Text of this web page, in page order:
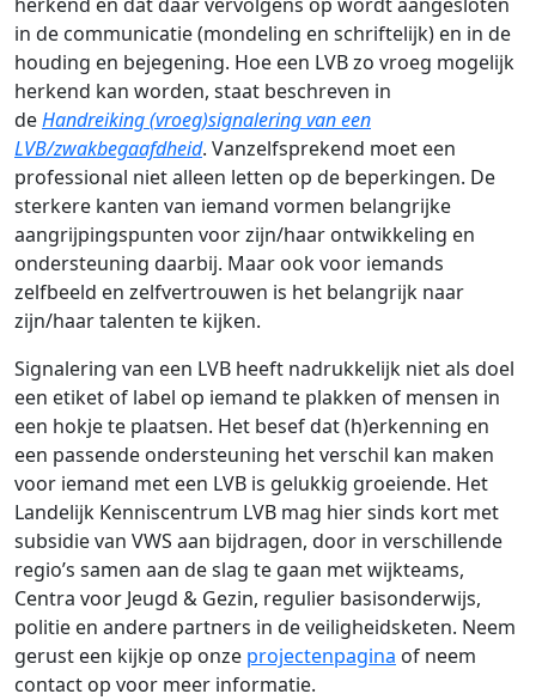
herkend en dat daar vervolgens op wordt aangesloten
in de communicatie (mondeling en schriftelijk) en in de
houding en bejegening. Hoe een LVB zo vroeg mogelijk
herkend kan worden, staat beschreven in
deHandreiking (vroeg)signalering van een
LVB/zwakbegaafdheid. Vanzelfsprekend moet een
professional niet alleen letten op de beperkingen. De
sterkere kanten van iemand vormen belangrijke
aangrijpingspunten voor zijn/haar ontwikkeling en
ondersteuning daarbij. Maar ook voor iemands
zelfbeeld en zelfvertrouwen is het belangrijk naar
zijn/haar talenten te kijken.
Signalering van een LVB heeft nadrukkelijk niet als doel
een etiket of label op iemand te plakken of mensen in
een hokje te plaatsen. Het besef dat (h)erkenning en
een passende ondersteuning het verschil kan maken
voor iemand met een LVB is gelukkig groeiende. Het
Landelijk Kenniscentrum LVB mag hier sinds kort met
subsidie van VWS aan bijdragen, door in verschillende
regio’s samen aan de slag te gaan met wijkteams,
Centra voor Jeugd & Gezin, regulier basisonderwijs,
politie en andere partners in de veiligheidsketen. Neem
gerust een kijkje op onze projectenpagina of neem
contact op voor meer informatie.